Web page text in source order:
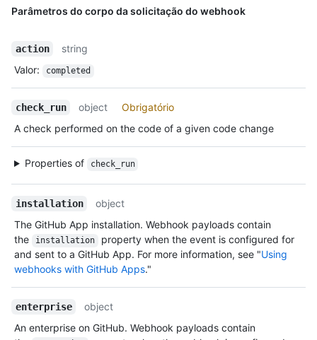
Parâmetros do corpo da solicitação do webhook
action
string
Valor: completed
check_run object
Obrigatório
A check performed on the code of a given code change
Properties of check_run
installation
object
The GitHub App installation. Webhook payloads contain
the
installation
property when the event is configured for
and sent to a GitHub App. For more information, see "Using
webhooks with GitHub Apps."
enterprise
object
An enterprise on GitHub. Webhook payloads contain